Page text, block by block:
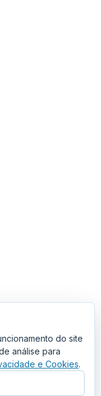
do site
análise para
e Cookies.